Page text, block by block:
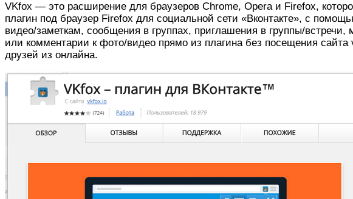
VKfox — это расширение для браузеров Chrome, Opera и Firefox,
плагин под браузер Firefox для социальной сети «Вконтакте», с
видео/заметкам, сообщения в группах, приглашения в группы/
или комментарии к фото/видео прямо из плагина без посещения
друзей из онлайна.